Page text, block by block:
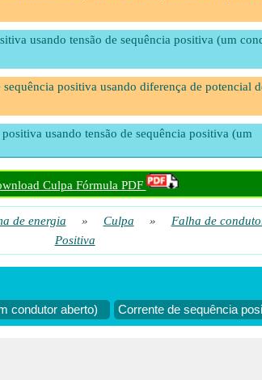
usando tensão de sequência positiva (um
positiva usando diferença de potencial
usando tensão de sequência positiva (um
usando impedância de sequência positiva (um
Culpa Fórmula PDF
de energia » Culpa » Falha de
Positiva
condutor aberto) Corrente de sequência